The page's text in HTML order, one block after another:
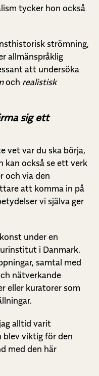
tycker hon också
strömning,
allmänspråklig
att undersöka
och realistisk
sig ett
vet var du ska börja,
kan också se ett verk
och via den
att komma in på
vi själva ger
under en
i Danmark.
samtal med
nätverkande
eller kuratorer som
alltid varit
blev viktig för den
med den här